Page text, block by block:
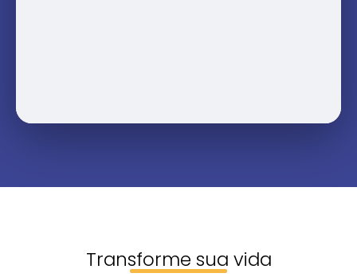
Transforme sua vida